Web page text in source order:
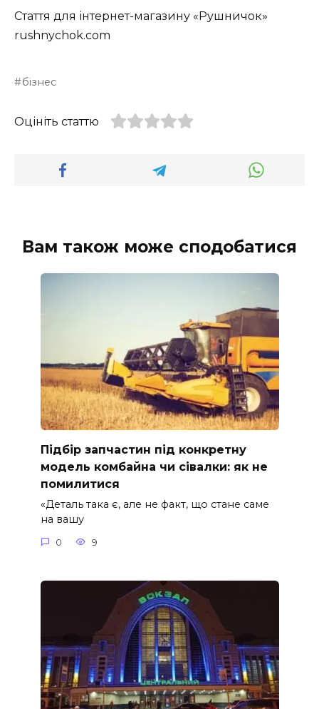
Стаття для інтернет-магазину «Рушничок»
rushnychok.com
бізнес
Оцініть статтю
Вам також може сподобатися
Підбір запчастин під конкретну
модель комбайна чи сівалки: як не
помилитися
«Деталь така є, але не факт, що стане саме
на вашу
0 9